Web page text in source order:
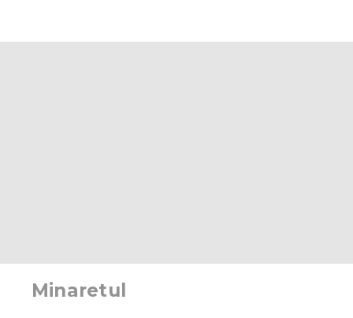
Minaretul